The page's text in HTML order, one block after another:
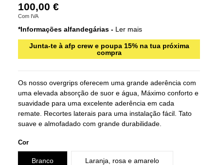
100,00 €
Com IVA
*Informações alfandegárias - Ler mais
Junta-te à afp crew e poupa 15% na tua próxima
compra
Os nosso overgrips oferecem uma grande aderência com
uma elevada absorção de suor e água, Máximo conforto e
suavidade para uma excelente aderência em cada
remate. Recortes laterais para uma instalação fácil. Tato
suave e almofadado com grande durabilidade.
Cor
Branco Laranja, rosa e amarelo